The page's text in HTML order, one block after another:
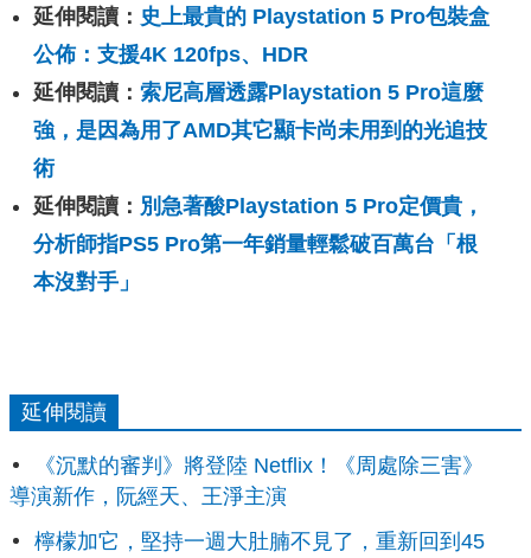
延伸閱讀： 史上最貴的 Playstation 5 Pro包裝盒
公佈：支援4K 120fps、HDR
延伸閱讀： 索尼高層透露Playstation 5 Pro這麼
強，是因為用了AMD其它顯卡尚未用到的光追技
術
延伸閱讀： 別急著酸Playstation 5 Pro定價貴，
分析師指PS5 Pro第一年銷量輕鬆破百萬台「根
本沒對手」
延伸閱讀
《沉默的審判》將登陸 Netflix！《周處除三害》
導演新作，阮經天、王淨主演
檸檬加它，堅持一週大肚腩不見了，重新回到45